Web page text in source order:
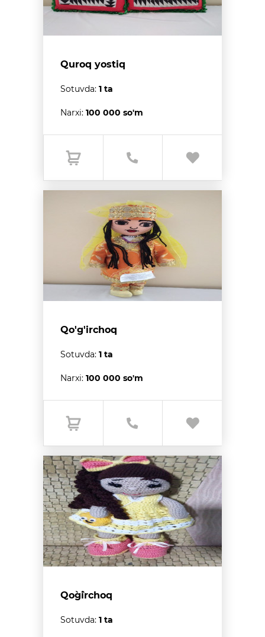
Quroq yostiq
Sotuvda: 1 ta
Narxi: 100 000 so'm
Qo'g'irchoq
Sotuvda: 1 ta
Narxi: 100 000 so'm
Qo`g`irchoq
Sotuvda: 1 ta